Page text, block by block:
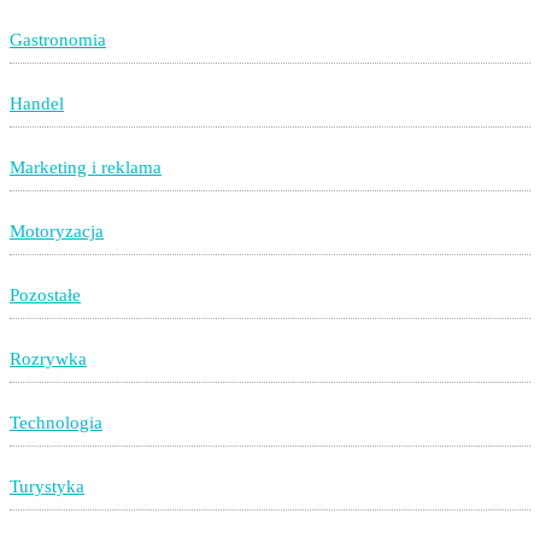
Gastronomia
Handel
Marketing i reklama
Motoryzacja
Pozostałe
Rozrywka
Technologia
Turystyka